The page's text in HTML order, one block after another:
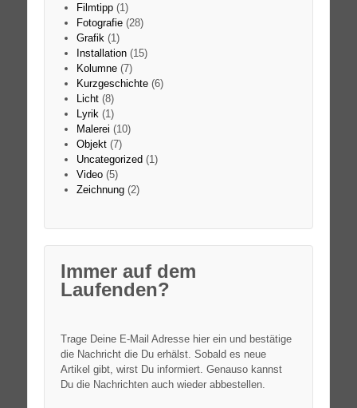
Filmtipp(1)
Fotografie(28)
Grafik (1)
Installation(15)
Kolumne(7)
Kurzgeschichte(6)
Licht(8)
Lyrik (1)
Malerei (10)
Objekt(7)
Uncategorized(1)
Video(5)
Zeichnung(2)
Immer auf dem
Laufenden?
Trage Deine E-Mail Adresse hier ein und bestätige
die Nachricht die Du erhälst. Sobald es neue
Artikel gibt, wirst Du informiert. Genauso kannst
Du die Nachrichten auch wieder abbestellen.